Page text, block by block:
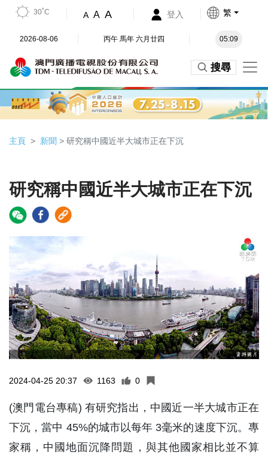
30˚C A A A 登入 繁
2026-08-06 丙午 馬年 六月廿四 05:09
搜尋
主頁 新聞 > 研究稱中國近半大城市正在下沉
研究稱中國近半大城市正在下沉
2024-04-25 20:37 1163 0
(澳門電台專稿) 有研究指出，中國近一半大城市正在
下沉，當中 45%的城市以每年 3毫米的速度下沉。專
家稱，中國地面沉降問題，與其他國家相比並不算